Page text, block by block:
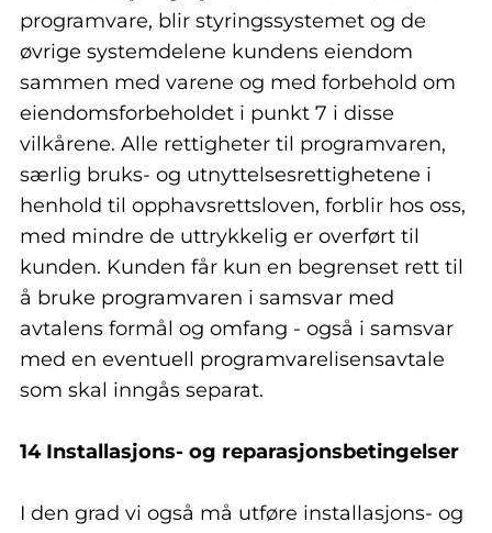
programvare, blir styringssystemet og de
øvrige systemdelene kundens eiendom
sammen med varene og med forbehold om
eiendomsforbeholdet i punkt 7 i disse
vilkårene. Alle rettigheter til programvaren,
særlig bruks- og utnyttelsesrettighetene i
henhold til opphavsrettsloven, forblir hos oss,
med mindre de uttrykkelig er overført til
kunden. Kunden får kun en begrenset rett til
å bruke programvaren i samsvar med
avtalens formål og omfang - også i samsvar
med en eventuell programvarelisensavtale
som skal inngås separat.
14 Installasjons- og reparasjonsbetingelser
I den grad vi også må utføre installasjons- og